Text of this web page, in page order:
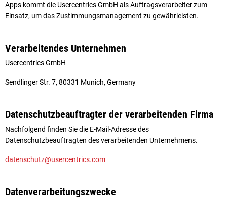
Apps kommt die Usercentrics GmbH als Auftragsverarbeiter zum
Einsatz, um das Zustimmungsmanagement zu gewährleisten.
Verarbeitendes Unternehmen
Usercentrics GmbH
Sendlinger Str. 7, 80331 Munich, Germany
Datenschutzbeauftragter der verarbeitenden Firma
Nachfolgend finden Sie die E-Mail-Adresse des
Datenschutzbeauftragten des verarbeitenden Unternehmens.
datenschutz@usercentrics.com
Datenverarbeitungszwecke